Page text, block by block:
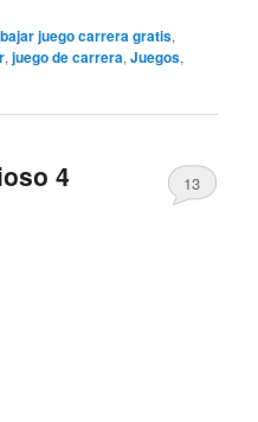
bajar juego carrera gratis,
,juego de carrera,Juegos,
4
13